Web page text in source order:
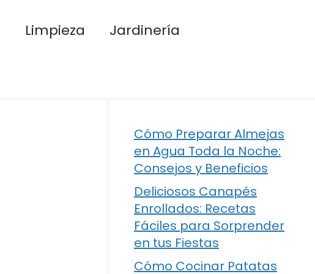
Limpieza
Jardinería
Cómo Preparar Almejas
en Agua Toda la Noche:
Consejos y Beneficios
Deliciosos Canapés
Enrollados: Recetas
Fáciles para Sorprender
en tus Fiestas
Cómo Cocinar Patatas